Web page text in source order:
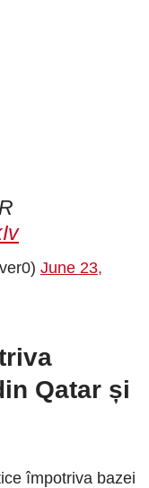
June 23,
Qatar și
împotriva bazei